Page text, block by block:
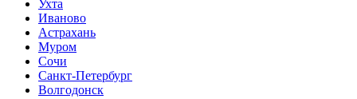
Ухта
Иваново
Астрахань
Муром
Сочи
Санкт-Петербург
Волгодонск